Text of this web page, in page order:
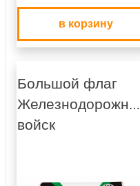
в корзину
Большой флаг
Железнодорожных
войск